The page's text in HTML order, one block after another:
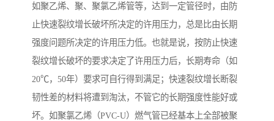
如聚乙烯、聚、聚氯乙烯管等，达到一定管径时，由防
止快速裂纹增长破坏所决定的许用压力，总是比由长期
强度问题所决定的许用压力低。也就是说，按防止快速
裂纹增长破坏的要求决定了许用压力后，长期寿命（如
20℃，50年）要求可自行得到满足；快速裂纹增长断裂
韧性差的材料将遭到淘汰，不管它的长期强度性能好或
坏。如聚氯乙烯（PVC-U）燃气管已经基本上全部被聚